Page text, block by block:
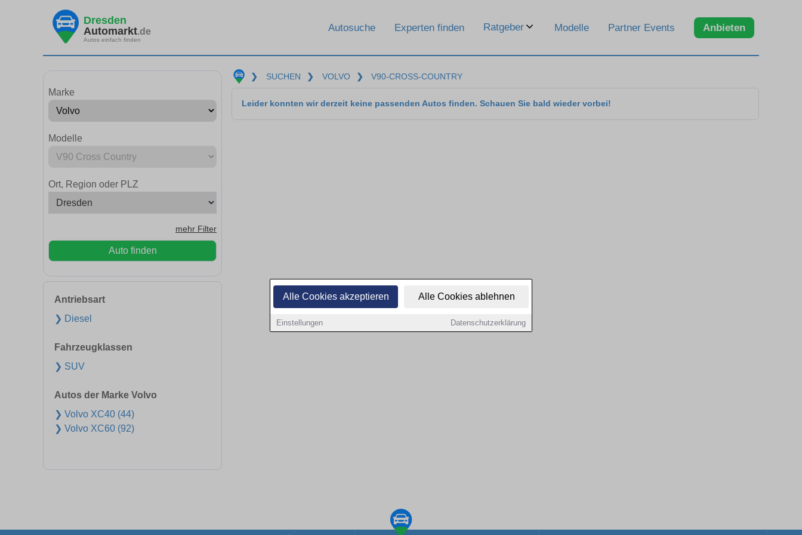
Alle Cookies akzeptieren Alle Cookies ablehnen
Einstellungen Datenschutzerklärung
Dresden
Automarkt.de
Autos einfach finden
Autosuche Experten finden Ratgeber Modelle Partner Events Anbieten
Marke
Modelle
Ort, Region oder PLZ
mehr Filter
Auto finden
Antriebsart
❯ Diesel
Fahrzeugklassen
❯ SUV
Autos der Marke Volvo
❯ Volvo XC40 (44)
❯ Volvo XC60 (92)
❯ SUCHEN ❯ VOLVO ❯ V90-CROSS-COUNTRY
Leider konnten wir derzeit keine passenden Autos finden. Schauen Sie bald wieder vorbei!